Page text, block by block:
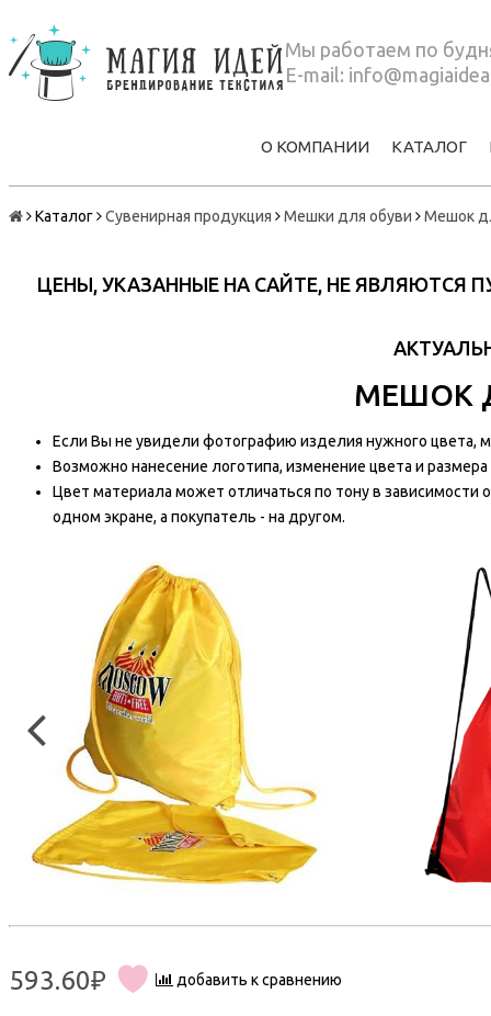
Мы работаем по
E-mail:
О КОМПАНИИ КАТАЛОГ
Каталог Сувенирная продукция Мешки для обуви Мешок
ЦЕНЫ, УКАЗАННЫЕ НА САЙТЕ, НЕ
МЕШОК
Если Вы не увидели фотографию изделия нужного цвета,
Возможно нанесение логотипа, изменение цвета и
Цвет материала может отличаться по тону в зависимости
одном экране, а покупатель - на другом.
593.60₽ добавить к сравнению